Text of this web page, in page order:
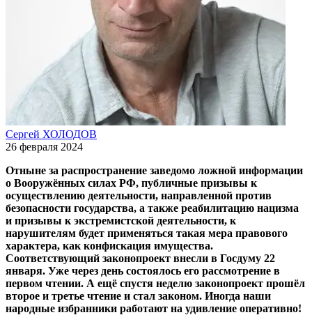
Сергей ХОЛОДОВ
26 февраля 2024
Отныне за распространение заведомо ложной информации
о Вооружённых силах РФ, публичные призывы к
осуществлению деятельности, направленной против
безопасности государства, а также реабилитацию нацизма
и призывы к экстремистской деятельности, к
нарушителям будет применяться такая мера правового
характера, как конфискация имущества.
Соответствующий законопроект внесли в Госдуму 22
января. Уже через день состоялось его рассмотрение в
первом чтении. А ещё спустя неделю законопроект прошёл
второе и третье чтение и стал законом. Иногда наши
народные избранники работают на удивление оперативно!